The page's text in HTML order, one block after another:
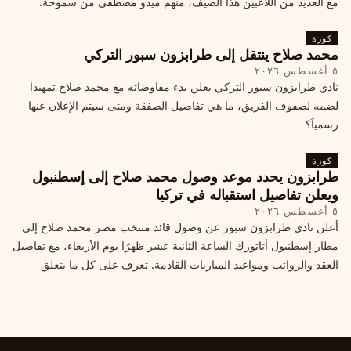
كورة
محمد صلاح ينتقل إلى طرابزون سبور التركي
٥ أغسطس ٢٠٢٦
نادي طرابزون سبور التركي يعلن بدء مفاوضاته مع محمد صلاح تمهيدا
لضمه لصفوف الفريق، ما هي تفاصيل الصفقة ومتى سيتم الإعلان عنها
رسمياً؟
كورة
طرابزون يحدد موعد وصول محمد صلاح إلى إسطنبول
ويعلن تفاصيل استقباله في تركيا
٥ أغسطس ٢٠٢٦
أعلن نادي طرابزون سبور عن وصول قائد منتخب مصر محمد صلاح إلى
مطار إسطنبول أتاتورك الساعة الثانية عشر ظهرًا يوم الأربعاء، مع تفاصيل
العقد والرواتب ومواعيد المباريات القادمة. تعرف على كل ما يتعلق